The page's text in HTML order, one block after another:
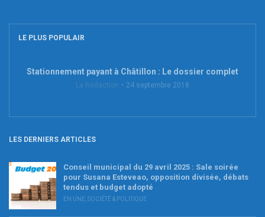
LE PLUS POPULAIR
Stationnement payant à Châtillon : Le dossier complet
La Rédaction 24 septembre 2018
LES DERNIERS ARTICLES
Conseil municipal du 29 avril 2025 : Sale soirée
pour Susana Esteveao, opposition divisée, débats
tendus et budget adopté
EN UNE SOCIÉTÉ & POLITIQUE